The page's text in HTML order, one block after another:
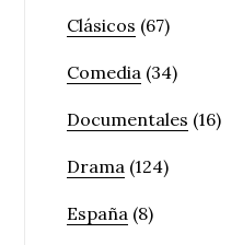
Clásicos (67)
Comedia (34)
Documentales (16)
Drama (124)
España (8)